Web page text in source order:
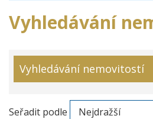
Vyhledávání
Vyhledávání nemovitostí
Seřadit podle